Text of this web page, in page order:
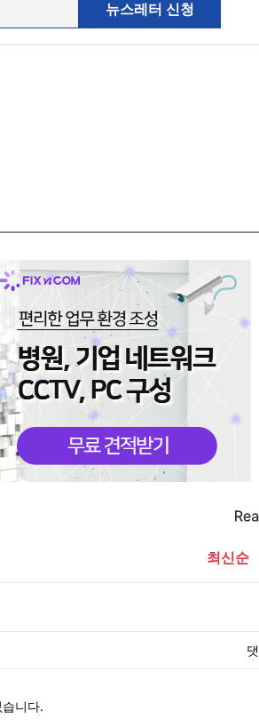
뉴스레터 신청